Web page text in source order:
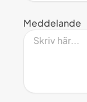
Meddelande